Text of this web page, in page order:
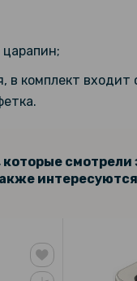
135 грн
TPU для ZTE Nubia
199 грн
Full Screen для ZTE
297 грн
349 грн
в комплект входит
смотрели
интересуются